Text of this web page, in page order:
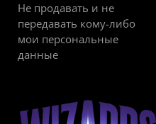
Не продавать и не
передавать кому-либо
мои персональные
данные